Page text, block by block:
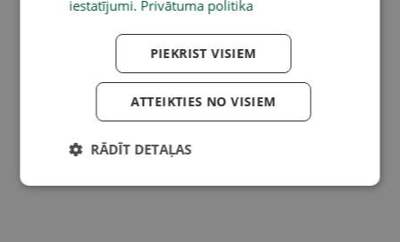
iestatījumi. Privātuma politika
PIEKRIST VISIEM
ATTEIKTIES NO VISIEM
RĀDĪT DETAĻAS